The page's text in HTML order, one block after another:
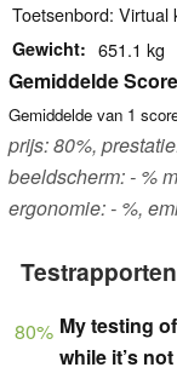
Toetsenbord: Virtual
Gewicht 651.1 kg
Gemiddelde
Gemiddelde van 1
prijs: 80%,
beeldscherm: - %
ergonomie: - %,
80% My testing
while it’s